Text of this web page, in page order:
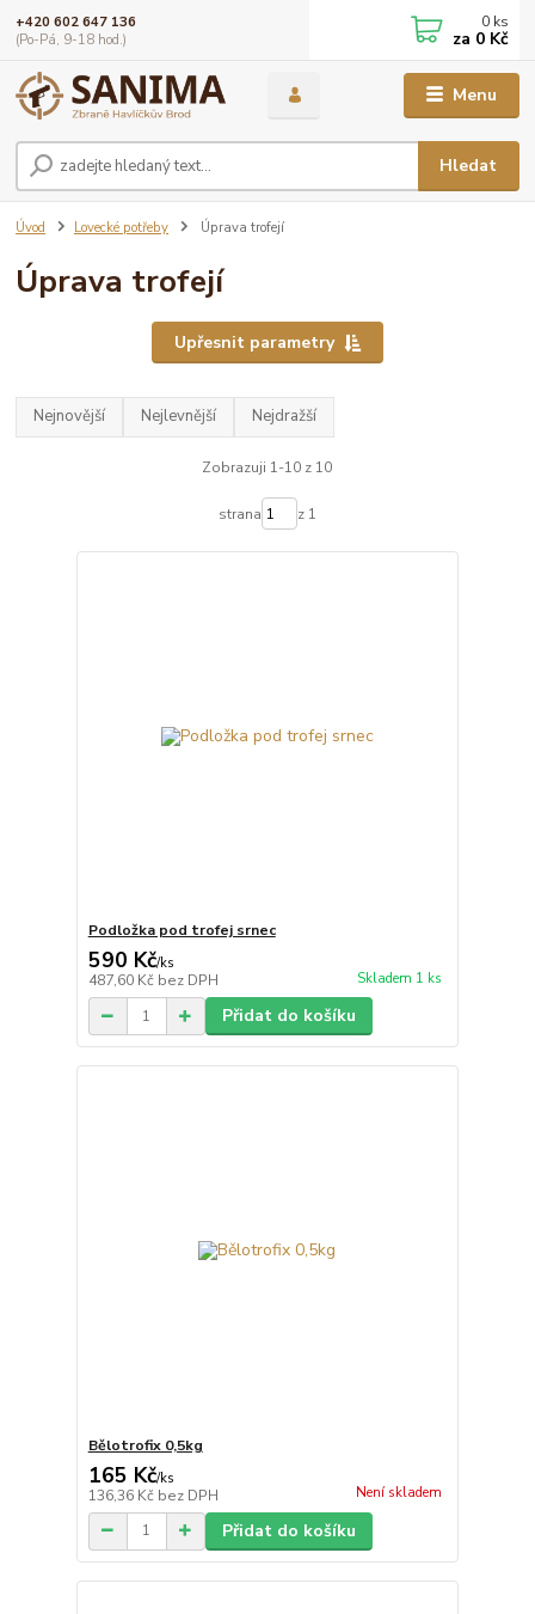
Menu
Hledat
+420 602 647 136
(Po-Pá, 9-18 hod.)
0 ks
za 0 Kč
Úvod Lovecké potřeby Úprava trofejí
Úprava trofejí
Upřesnit parametry
Nejnovější Nejlevnější Nejdražší
Zobrazuji 1-10 z 10
strana z 1
Podložka pod trofej srnec
590 Kč/ks
487,60 Kč bez DPH Skladem 1 ks
Přidat do košíku
Bělotrofix 0,5kg
165 Kč/ks
136,36 Kč bez DPH Není skladem
Přidat do košíku